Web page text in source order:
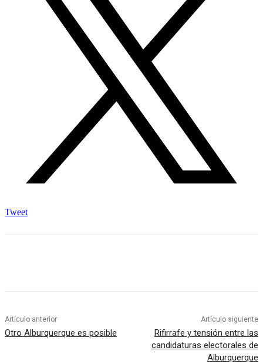
Tweet
Artículo anterior
Otro Alburquerque es posible
Artículo siguiente
Rifirrafe y tensión entre las
candidaturas electorales de
Alburquerque